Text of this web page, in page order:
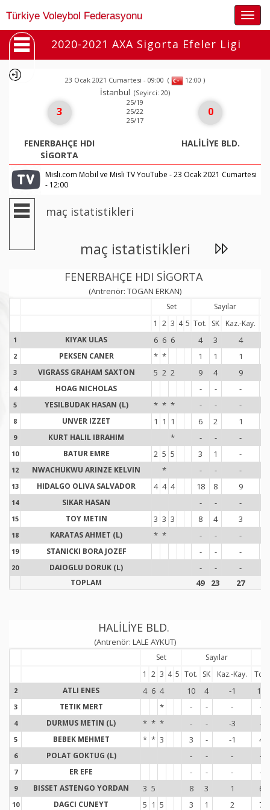
Türkiye Voleybol Federasyonu
2020-2021 AXA Sigorta Efeler Ligi
23 Ocak 2021 Cumartesi - 09:00 ( 12:00 )
İstanbul (Seyirci: 20)
3
FENERBAHÇE HDI
SİGORTA
25/19
25/22
25/17
0
HALİLİYE BLD.
Misli.com Mobil ve Misli TV YouTube - 23 Ocak 2021 Cumartesi
- 12:00
maç istatistikleri
maç istatistikleri
FENERBAHÇE HDI SİGORTA
(Antrenör: TOGAN ERKAN)
Set
Sayılar
1 2 3 4 5 Tot. SK Kaz.-Kay.
1 KIYAK ULAS 6 6 6 4 3 4
2 PEKSEN CANER * * 1 1 1
3 VIGRASS GRAHAM SAXTON 5 2 2 9 4 9
4 HOAG NICHOLAS - - -
5 YESILBUDAK HASAN (L) * * * - - -
8 UNVER IZZET 1 1 1 6 2 1
9 KURT HALIL IBRAHIM * - - -
10 BATUR EMRE 2 5 5 3 1 -
12 NWACHUKWU ARINZE KELVIN * - - -
13 HIDALGO OLIVA SALVADOR 4 4 4 18 8 9
14 SIKAR HASAN - - -
15 TOY METIN 3 3 3 8 4 3
18 KARATAS AHMET (L) * * - - -
19 STANICKI BORA JOZEF - - -
20 DAIOGLU DORUK (L) - - -
TOPLAM 49 23 27
HALİLİYE BLD.
(Antrenör: LALE AYKUT)
Set
Sayılar
1 2 3 4 5 Tot. SK Kaz.-Kay. Tot.
2 ATLI ENES 4 6 4 10 4 -1 10
3 TETIK MERT * - - - -
4 DURMUS METIN (L) * * * - - -3 -
5 BEBEK MEHMET * * 3 3 - -1 4
6 POLAT GOKTUG (L) - - - -
7 ER EFE - - - -
9 BISSET ASTENGO YORDAN 3 5 8 3 1 6
10 DAGCI CUNEYT 5 1 5 3 1 2 7